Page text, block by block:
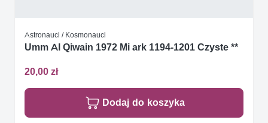
Astronauci / Kosmonauci
Umm Al Qiwain 1972 Mi ark 1194-1201 Czyste **
20,00 zł
Dodaj do koszyka